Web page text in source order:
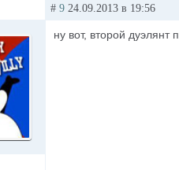
# 9 24.09.2013 в 19:56
ну вот, второй дуэлянт